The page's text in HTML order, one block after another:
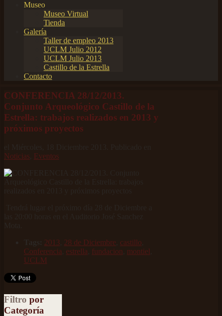
Museo
Museo Virtual
Tienda
Galería
Taller de empleo 2013
UCLM Julio 2012
UCLM Julio 2013
Castillo de la Estrella
Contacto
CONFERENCIA 28/12/2013.
Conjunto Arqueológico Castillo de la
Estrella: trabajos realizados en 2013 y
próximos proyectos
Noticias Eventos
2013 28 de Diciembre castillo
Conferencia estrella fundacion montiel
UCLM
Filtro por
Categoría